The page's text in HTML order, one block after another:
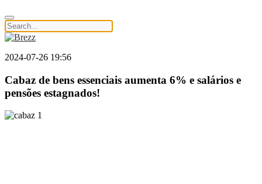
2024-07-26 19:56
Cabaz de bens essenciais aumenta 6% e salários e
pensões estagnados!